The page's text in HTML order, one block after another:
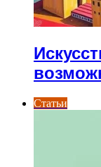
Статьи